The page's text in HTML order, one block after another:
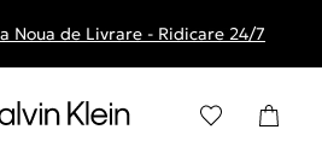
de peste 250 RON
Noua de Livrare - Ridicare 24/7